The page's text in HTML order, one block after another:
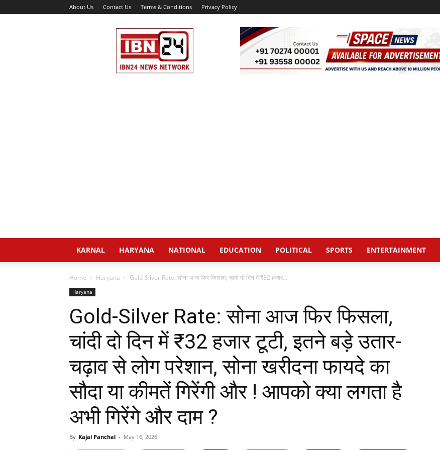
About Us Contact Us Terms & Conditions Privacy Policy
IBN
24
News
KARNAL HARYANA NATIONAL EDUCATION POLITICAL SPORTS ENTERTAINMENT
Home Haryana Gold-Silver Rate: सोना आज फिर फिसला, चांदी दो दिन में ₹32 हजार...
Haryana
Gold-Silver Rate: सोना आज फिर फिसला,
चांदी दो दिन में ₹32 हजार टूटी, इतने बड़े उतार-
चढ़ाव से लोग परेशान, सोना खरीदना फायदे का
सौदा या कीमतें गिरेंगी और ! आपको क्या लगता है
अभी गिरेंगे और दाम ?
By Kajal Panchal - May 16, 2026